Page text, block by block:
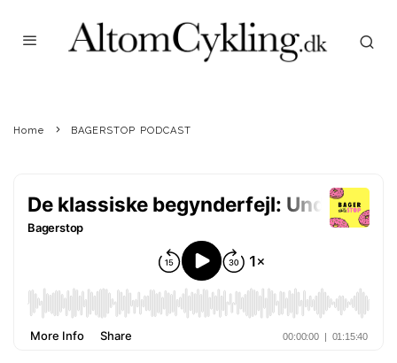
MARTIN WEIBEL · BAGERSTOP PODCAST
NYHEDER
MARCH 13, 2021
Home BAGERSTOP PODCAST